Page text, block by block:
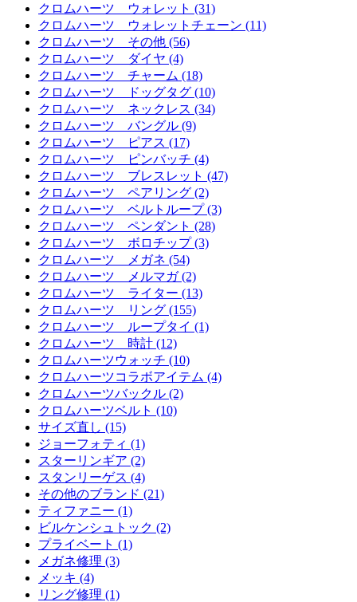
クロムハーツ ウォレット (31)
クロムハーツ ウォレットチェーン (11)
クロムハーツ その他 (56)
クロムハーツ ダイヤ (4)
クロムハーツ チャーム (18)
クロムハーツ ドッグタグ (10)
クロムハーツ ネックレス (34)
クロムハーツ バングル (9)
クロムハーツ ピアス (17)
クロムハーツ ピンバッチ (4)
クロムハーツ ブレスレット (47)
クロムハーツ ペアリング (2)
クロムハーツ ベルトループ (3)
クロムハーツ ペンダント (28)
クロムハーツ ボロチップ (3)
クロムハーツ メガネ (54)
クロムハーツ メルマガ (2)
クロムハーツ ライター (13)
クロムハーツ リング (155)
クロムハーツ ループタイ (1)
クロムハーツ 時計 (12)
クロムハーツウォッチ (10)
クロムハーツコラボアイテム (4)
クロムハーツバックル (2)
クロムハーツベルト (10)
サイズ直し (15)
ジョーフォティ (1)
スターリンギア (2)
スタンリーゲス (4)
その他のブランド (21)
ティファニー (1)
ビルケンシュトック (2)
プライベート (1)
メガネ修理 (3)
メッキ (4)
リング修理 (1)